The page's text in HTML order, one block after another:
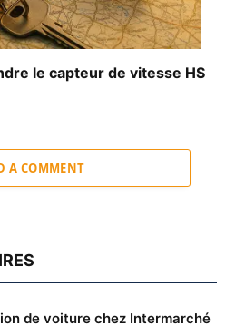
le capteur de vitesse HS
A COMMENT
de voiture chez Intermarché